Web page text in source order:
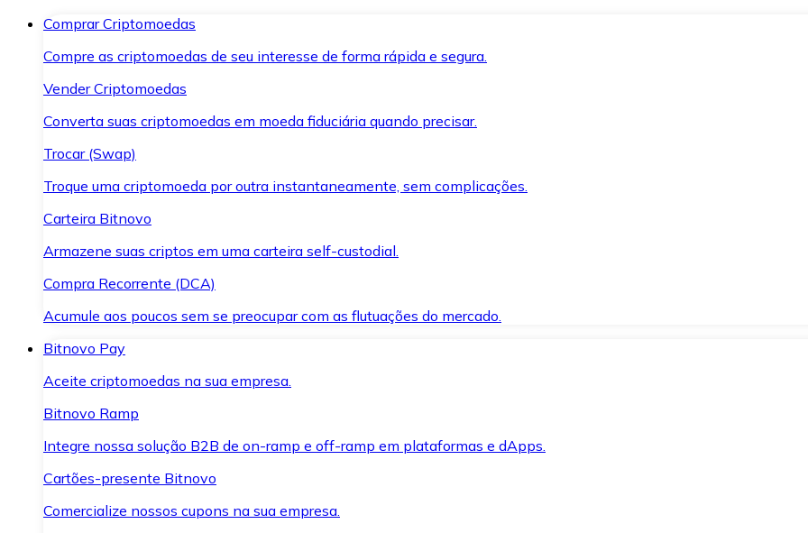
Comprar Criptomoedas
Compre as criptomoedas de seu interesse de forma rápida e segura.
Vender Criptomoedas
Converta suas criptomoedas em moeda fiduciária quando precisar.
Trocar (Swap)
Troque uma criptomoeda por outra instantaneamente, sem complicações.
Carteira Bitnovo
Armazene suas criptos em uma carteira self-custodial.
Compra Recorrente (DCA)
Acumule aos poucos sem se preocupar com as flutuações do mercado.
Bitnovo Pay
Aceite criptomoedas na sua empresa.
Bitnovo Ramp
Integre nossa solução B2B de on-ramp e off-ramp em plataformas e dApps.
Cartões-presente Bitnovo
Comercialize nossos cupons na sua empresa.